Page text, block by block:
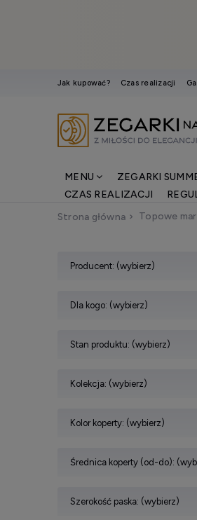
Jak kupować? Czas realizacji
MENU ZEGARKI
CZAS REALIZACJI
Strona główna
Topowe
Producent: (wybierz)
Dla kogo: (wybierz)
Stan produktu: (wybierz)
Kolekcja: (wybierz)
Kolor koperty: (wybierz)
Średnica koperty (od-do):
Szerokość paska: (wybierz)